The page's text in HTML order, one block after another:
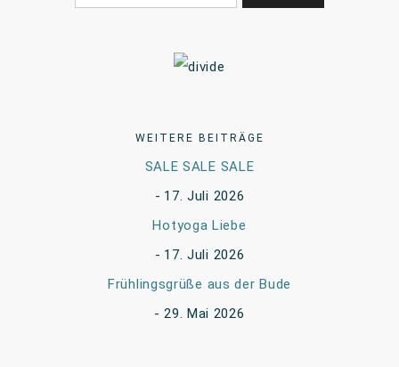
WEITERE BEITRÄGE
SALE SALE SALE
17. Juli 2026
Hotyoga Liebe
17. Juli 2026
Frühlingsgrüße aus der Bude
29. Mai 2026